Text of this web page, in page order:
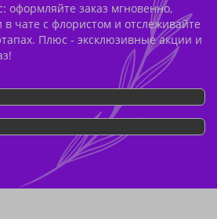
оформляйте заказ мгновенно,
в чате с флористом и отслеживайте
Плюс - эксклюзивные акции и